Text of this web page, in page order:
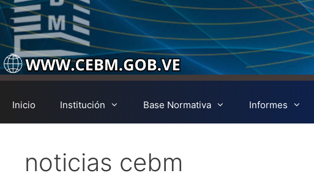
Inicio Institución Base Normativa Informes
noticias cebm